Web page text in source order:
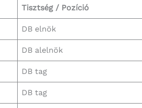
Tisztség / Pozíció
DB elnök
DB alelnök
DB tag
DB tag